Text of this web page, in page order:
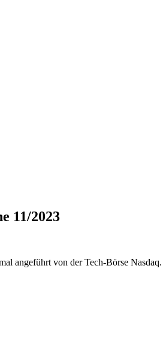
11/2023
angeführt von der Tech-Börse